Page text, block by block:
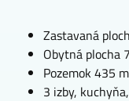
Zastavaná
Obytná plocha
Pozemok 435
3 izby,